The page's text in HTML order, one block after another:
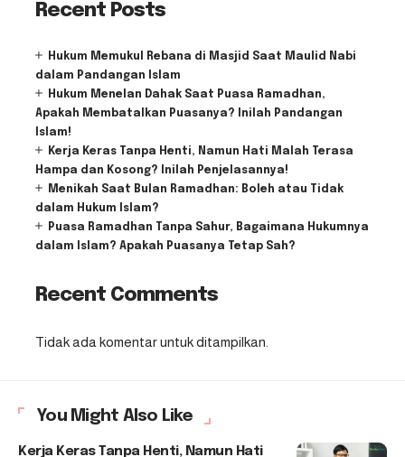
Recent Posts
Hukum Memukul Rebana di Masjid Saat Maulid Nabi
dalam Pandangan Islam
Hukum Menelan Dahak Saat Puasa Ramadhan,
Apakah Membatalkan Puasanya? Inilah Pandangan
Islam!
Kerja Keras Tanpa Henti, Namun Hati Malah Terasa
Hampa dan Kosong? Inilah Penjelasannya!
Menikah Saat Bulan Ramadhan: Boleh atau Tidak
dalam Hukum Islam?
Puasa Ramadhan Tanpa Sahur, Bagaimana Hukumnya
dalam Islam? Apakah Puasanya Tetap Sah?
Recent Comments
Tidak ada komentar untuk ditampilkan.
You Might Also Like
Kerja Keras Tanpa Henti, Namun Hati